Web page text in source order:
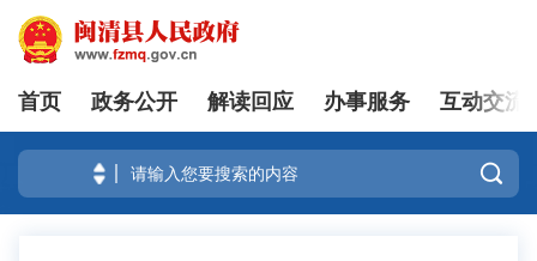
登录
首页 政务公开 解读回应 办事服务 互动交流
